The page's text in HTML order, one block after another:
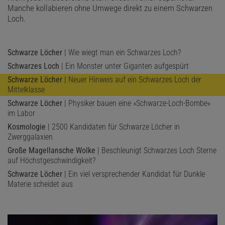
Fehlendes Puzzlestück
Zentrum sicher nachweisen – zu groß sind die Unsicherheiten bei
der Bestimmung von ihrer Entfernung und Bewegung (siehe
»Herkunft unklar«). Eine Ausnahme darunter ist S5-HVS1, ein
massereicher, junger Stern des Spektraltyps A, der mit einer
atemberaubenden Geschwindigkeit von mehr als 1700 Kilometern
pro Sekunde aus der Galaxis rast. Seine Bahn deutet zweifelsfrei
auf einen Ursprung im galaktischen Zentrum hin (siehe
»Hyperschnellläufer entflieht der Galaxis«).
Manche kollabieren ohne Umwege direkt zu einem Schwarzen
Loch.
Schwarze Löcher | Wie wiegt man ein Schwarzes Loch?
Schwarzes Loch | Ein Monster unter Giganten aufgespürt
Schwarze Löcher | Neuer Hinweis auf ein Schwarzes Loch der
Mittelklasse
Schwarze Löcher | Physiker bauen eine »Schwarze-Loch-Bombe«
im Labor
Kosmologie | 2500 Kandidaten für Schwarze Löcher in
Zwerggalaxien
Große Magellansche Wolke | Beschleunigt Schwarzes Loch Sterne
auf Höchstgeschwindigkeit?
Schwarze Löcher | Ein viel versprechender Kandidat für Dunkle
Materie scheidet aus